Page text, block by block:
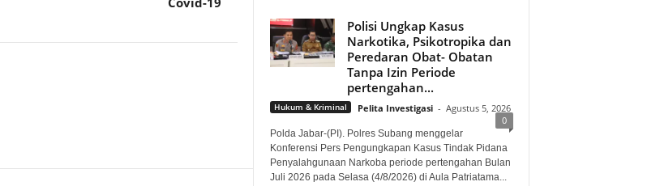
Polisi Ungkap Kasus
Narkotika, Psikotropika dan
Peredaran Obat- Obatan
Tanpa Izin Periode
pertengahan...
Hukum & Kriminal Pelita Investigasi - Agustus 5, 2026
0
Polda Jabar-(PI). Polres Subang menggelar
Konferensi Pers Pengungkapan Kasus Tindak Pidana
Penyalahgunaan Narkoba periode pertengahan Bulan
Juli 2026 pada Selasa (4/8/2026) di Aula Patriatama...